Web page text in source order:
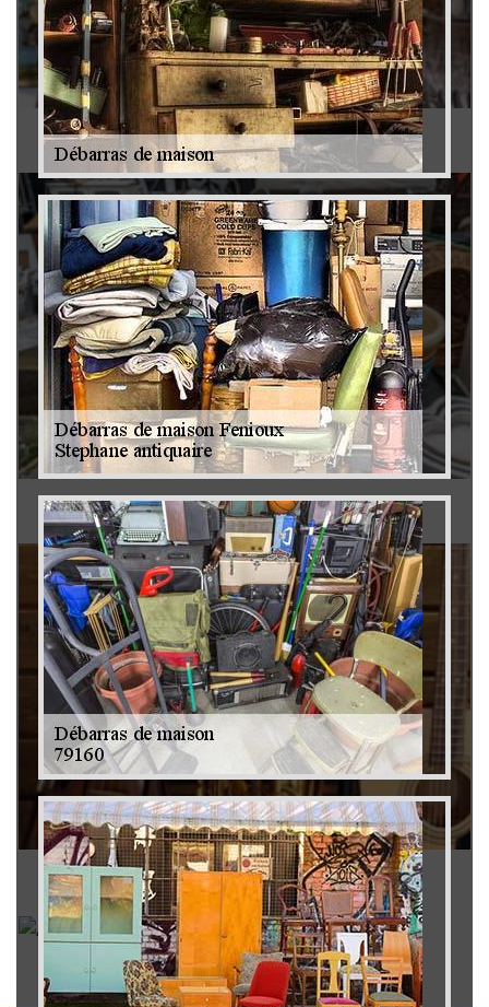
Antiquaire 79
Brocanteur 79
Rachat instrument de musique 79
Achat antiquité 79